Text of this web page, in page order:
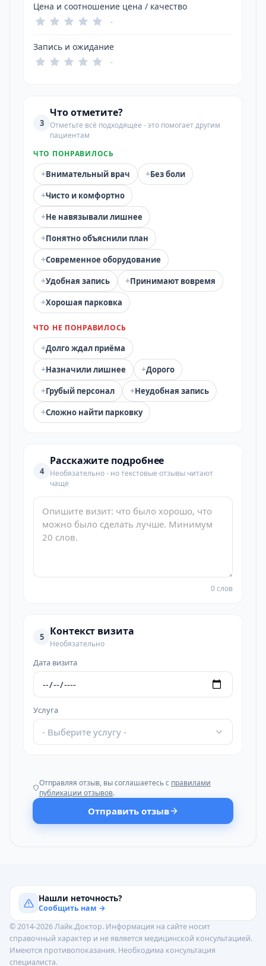
Цена и соотношение цена / качество
-
Запись и ожидание
-
3
Что отметите?
Отметьте всё подходящее - это помогает другим
пациентам
ЧТО ПОНРАВИЛОСЬ
+Внимательный врач +Без боли
+Чисто и комфортно
+Не навязывали лишнее
+Понятно объяснили план
+Современное оборудование
+Удобная запись +Принимают вовремя
+Хорошая парковка
ЧТО НЕ ПОНРАВИЛОСЬ
+Долго ждал приёма
+Назначили лишнее +Дорого
+Грубый персонал +Неудобная запись
+Сложно найти парковку
4
Расскажите подробнее
Необязательно - но текстовые отзывы читают
чаще
0 слов
5 Контекст визита
Необязательно
Дата визита
Услуга
- Выберите услугу -
Отправляя отзыв, вы соглашаетесь с правилами
публикации отзывов.
Отправить отзыв
Нашли неточность?
Сообщить нам →
© 2014-2026 Лайк.Доктор. Информация на сайте носит
справочный характер и не является медицинской консультацией.
Имеются противопоказания. Необходима консультация
специалиста.